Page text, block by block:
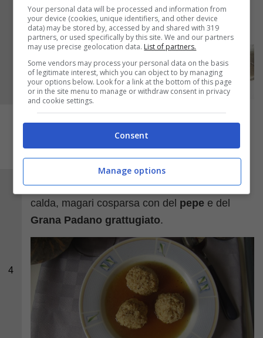
fuoco e cuocete le polpette circa 5 minuti nel
brodo bollente.
4
Servite subito laminestra maricondaben
calda, magari cosparsa con del pepe e del
Grana Padano grattugiato.
Your personal data will be processed and information from
your device (cookies, unique identifiers, and other device
data) may be stored by, accessed by and shared with 319
partners, or used specifically by this site. We and our partners
may use precise geolocation data. List of partners.
Some vendors may process your personal data on the basis
of legitimate interest, which you can object to by managing
your options below. Look for a link at the bottom of this page
or in the site menu to manage or withdraw consent in privacy
and cookie settings.
Consent
Manage options